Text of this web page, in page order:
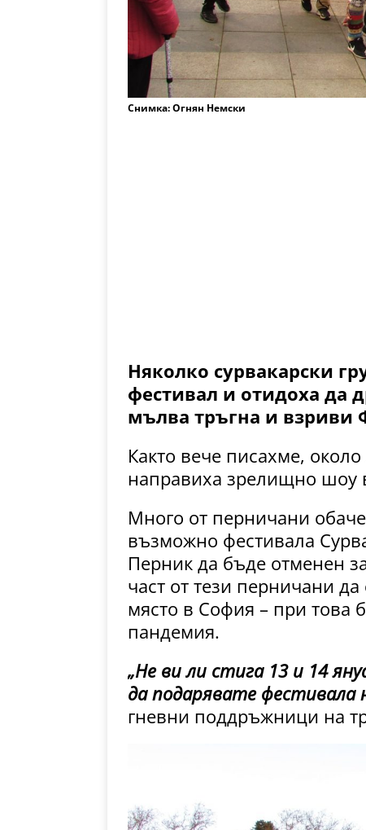
Снимка: Огнян Немски
Няколко сурвакарски
фестивал и отидоха да
мълва тръгна и взриви
Както вече писахме,
направиха зрелищно шоу
Много от перничани
възможно фестивала
Перник да бъде отменен
част от тези перничани
място в София – при това
пандемия.
„Не ви ли стига 13 и 14
да подарявате фестивала
гневни поддръжници на